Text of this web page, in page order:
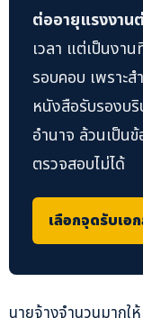
ต่ออายุแรงงาน
เวลา แต่เป็นงา
รอบคอบ เพราะส
หนังสือรับรองบ
อำนาจ ล้วนเป็น
ตรวจสอบไม่ได้
เลือกจุดรับเอ